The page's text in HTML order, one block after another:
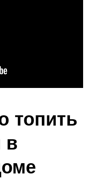
топить
в